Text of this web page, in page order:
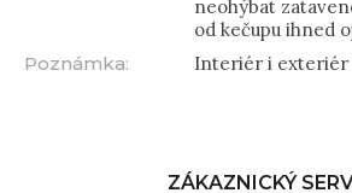
neohýbat
od kečupu ihned
Poznámka: Interiér i exteriér
ZÁKAZNICKÝ